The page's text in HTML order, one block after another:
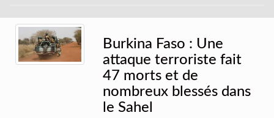
Burkina Faso : Une
attaque terroriste fait
47 morts et de
nombreux blessés dans
le Sahel